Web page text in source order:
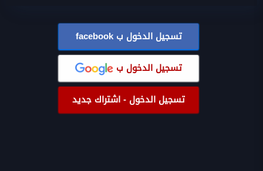
تسجيل الدخول بfacebook
تسجيل الدخول ب
تسجيل الدخول - اشتراك جديد